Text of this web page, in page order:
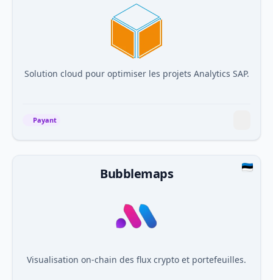
Solution cloud pour optimiser les projets Analytics SAP.
Payant
Bubblemaps
Visualisation on-chain des flux crypto et portefeuilles.